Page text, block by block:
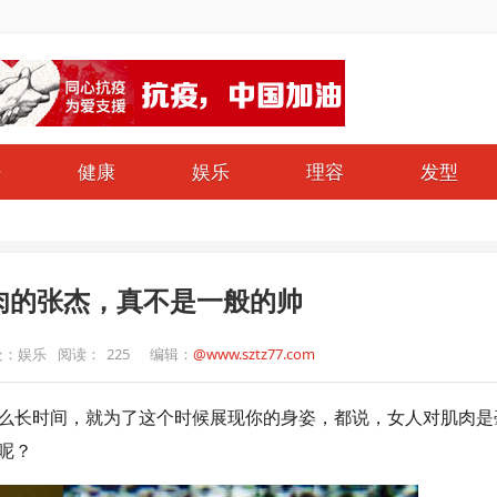
健康 娱乐 理容 发型
张杰，真不是一般的帅
娱乐 阅读： 225 编辑：@www.sztz77.com
长时间，就为了这个时候展现你的身姿，都说，女人对肌肉
？